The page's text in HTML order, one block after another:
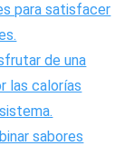
para satisfacer
de una
las calorías
sabores